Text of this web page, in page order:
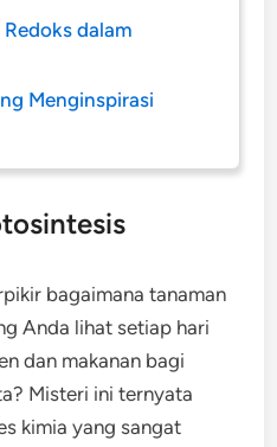
dalam
Menginspirasi
bagaimana tanaman
Anda lihat setiap hari
dan makanan bagi
Misteri ini ternyata
kimia yang sangat